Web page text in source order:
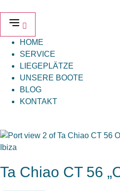
springen
HOME
SERVICE
LIEGEPLÄTZE
UNSERE BOOTE
BLOG
KONTAKT
Ta Chiao CT 56